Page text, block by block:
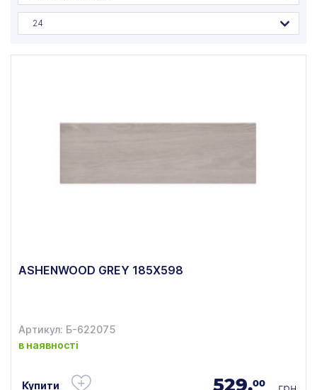
24
ASHENWOOD GREY 185X598
Артикул: Б-622075
в наявності
Купити 529.00